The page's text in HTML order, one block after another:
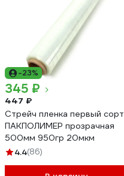
-23%
345 ₽
447 ₽
Стрейч пленка первый сорт
ПАКПОЛИМЕР прозрачная
500мм 950гр 20мкм
4.4(86)